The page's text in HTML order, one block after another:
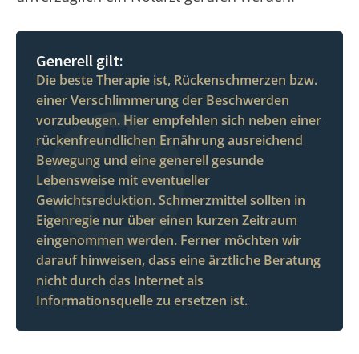
Generell gilt:
Die beste Therapie ist, Rückenschmerzen bzw.
einer Verschlimmerung der Beschwerden
vorzubeugen. Hier empfehlen sich neben einer
rückenfreundlichen Ernährung ausreichend
Bewegung und eine generell gesunde
Lebensweise mit eventueller
Gewichtsreduktion. Schmerzmittel sollten in
Eigenregie nur über einen kurzen Zeitraum
eingenommen werden. Ferner möchten wir
darauf hinweisen, dass eine ärztliche Beratung
nicht durch das Internet als
Informationsquelle zu ersetzen ist.